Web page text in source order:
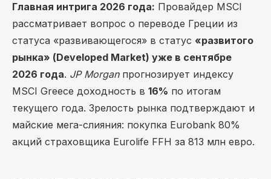
Главная интрига 2026 года: Провайдер MSCI
рассматривает вопрос о переводе Греции из
статуса «развивающегося» в статус «развитого
рынка» (Developed Market) уже в сентябре
2026 года. JP Morganпрогнозирует индексу
MSCI Greece доходность в 16% по итогам
текущего года. Зрелость рынка подтверждают и
майские мега-слияния: покупка Eurobank 80%
акций страховщика Eurolife FFH за 813 млн евро.